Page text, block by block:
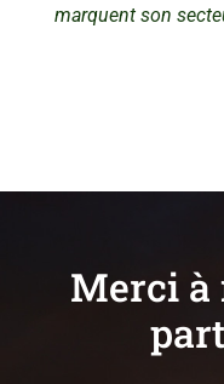
marquent son
Merci à